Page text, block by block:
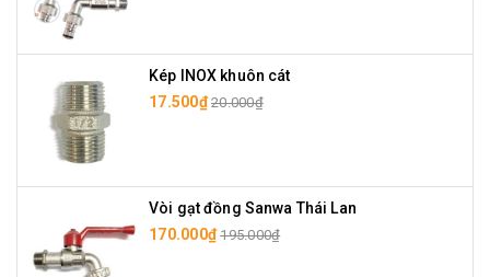
Kép INOX khuôn cát
17.500₫ 20.000₫
Vòi gạt đồng Sanwa Thái Lan
170.000₫ 195.000₫